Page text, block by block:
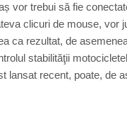
vor trebui să fie
clicuri de mouse, vor
ca rezultat, de
stabilităţii
lansat recent, poate, de